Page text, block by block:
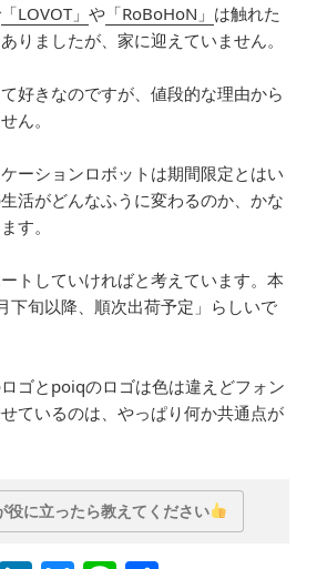
「LOVOT」や 「RoBoHoN」 は触れた
りましたが、家に迎えていません。
好きなのですが、値段的な理由から
ん。
ーションロボットは期間限定とはい
活がどんなふうに変わるのか、かな
す。
トしていければと考えています。本
下旬以降、順次出荷予定」らしいで
ゴとpoiqのロゴは色は違えどフォン
ているのは、やっぱり何か共通点が
役に立ったら教えてください